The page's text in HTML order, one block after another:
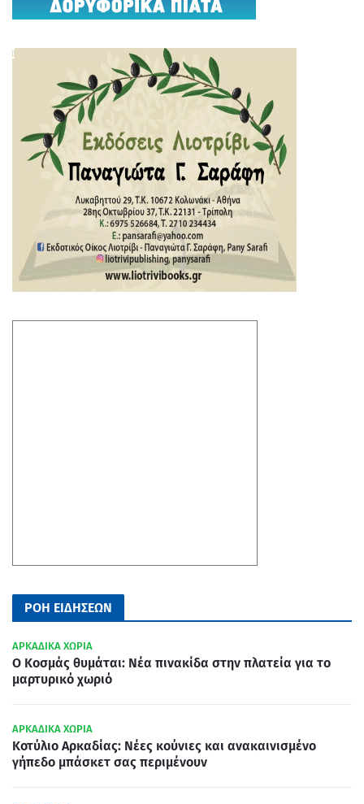
ΡΟΗ ΕΙΔΗΣΕΩΝ
ΑΡΚΑΔΙΚΑ ΧΩΡΙΑ
Ο Κοσμάς θυμάται: Νέα πινακίδα στην πλατεία για το
μαρτυρικό χωριό
ΑΡΚΑΔΙΚΑ ΧΩΡΙΑ
Κοτύλιο Αρκαδίας: Νέες κούνιες και ανακαινισμένο
γήπεδο μπάσκετ σας περιμένουν